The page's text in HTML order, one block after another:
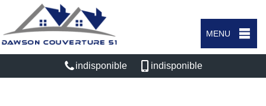
MENU
indisponible indisponible